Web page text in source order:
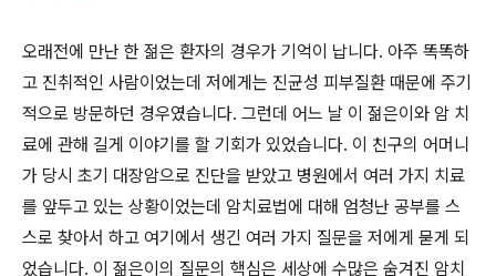
오래전에 만난 한 젊은 환자의 경우가 기억이 납니다. 아주 똑똑하
고 진취적인 사람이었는데 저에게는 진균성 피부질환 때문에 주기
적으로 방문하던 경우였습니다. 그런데 어느 날 이 젊은이와 암 치
료에 관해 길게 이야기를 할 기회가 있었습니다. 이 친구의 어머니
가 당시 초기 대장암으로 진단을 받았고 병원에서 여러 가지 치료
를 앞두고 있는 상황이었는데 암치료법에 대해 엄청난 공부를 스
스로 찾아서 하고 여기에서 생긴 여러 가지 질문을 저에게 묻게 되
었습니다. 이 젊은이의 질문의 핵심은 세상에 수많은 숨겨진 암치